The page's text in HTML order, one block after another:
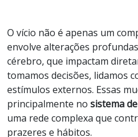
O vício não é apenas um
envolve alterações
cérebro, que impactam
tomamos decisões, lidamos
estímulos externos. Essas
principalmente no sistema
uma rede complexa que
prazeres e hábitos.